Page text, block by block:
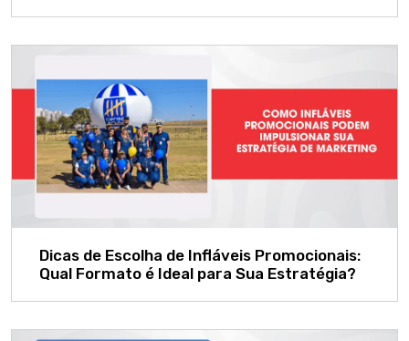
Dicas de Escolha de Infláveis Promocionais:
Qual Formato é Ideal para Sua Estratégia?